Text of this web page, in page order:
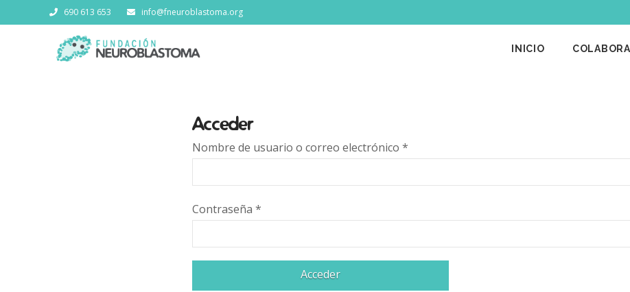
690 613 653 info@fneuroblastoma.org
INICIO COLABORA
Acceder
Nombre de usuario o correo electrónico *
Contraseña *
Acceder